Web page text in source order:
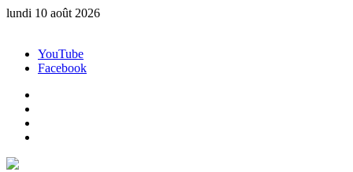
lundi 10 août 2026
YouTube
Facebook